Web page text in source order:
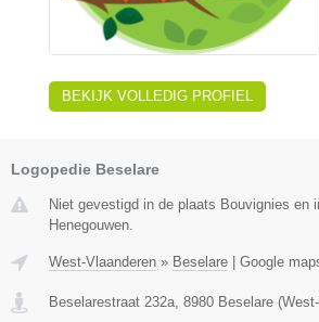
BEKIJK VOLLEDIG PROFIEL
Logopedie Beselare
Niet gevestigd in de plaats Bouvignies en
Henegouwen.
West-Vlaanderen » Beselare Google
Beselarestraat 232a, 8980 Beselare (